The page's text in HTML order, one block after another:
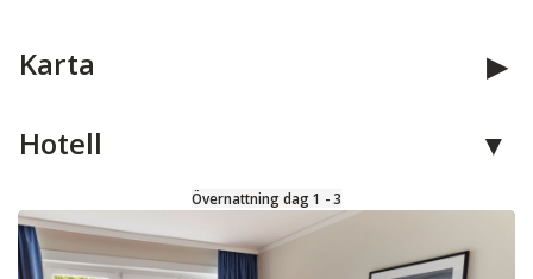
Karta
Hotell
Övernattning dag 1 - 3